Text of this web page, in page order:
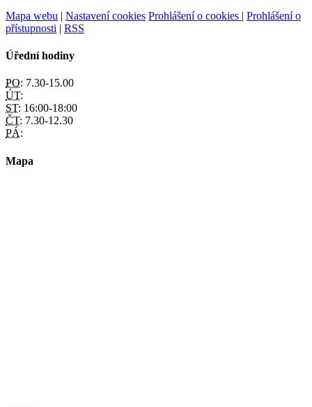
Mapa webu | Nastavení cookies Prohlášení o cookies | Prohlášení o
přístupnosti | RSS
Úřední hodiny
PO: 7.30-15.00
ÚT:
ST: 16:00-18:00
ČT: 7.30-12.30
PÁ:
Mapa